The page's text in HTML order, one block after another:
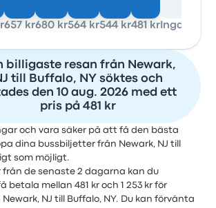
657 kr680 kr564 kr544 kr481 kr Inga data
billigaste resan från Newark,
till Buffalo, NY söktes och
den 10 aug. 2026 med ett
pris på 481 kr
och vara säker på att få den bästa
dina bussbiljetter från Newark, NJ till
som möjligt.
från de senaste 2 dagarna kan du
betala mellan 481 kr och 1 253 kr för
NJ till Buffalo, NY. Du kan förvänta